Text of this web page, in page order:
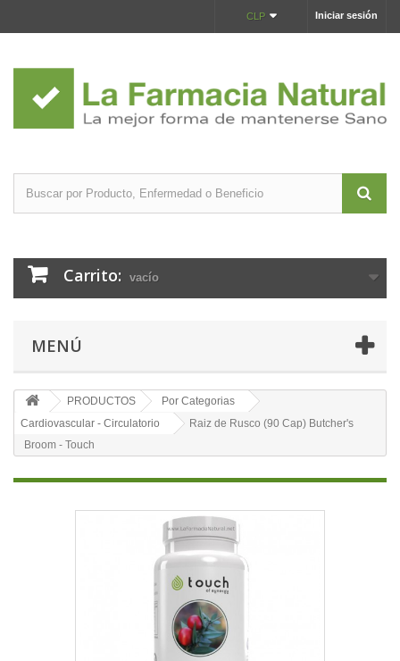
Iniciar sesión
CLP
Carrito: vacío
MENÚ
PRODUCTOS
Por Categorias
Cardiovascular - Circulatorio
Raiz de Rusco (90 Cap) Butcher's
Broom - Touch